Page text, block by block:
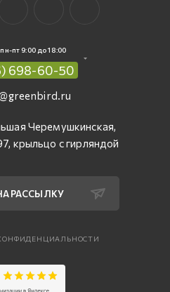
пт 9:00 до 18:00
698-60-50
Черемушкинская,
крыльцо с гирляндой
РАССЫЛКУ